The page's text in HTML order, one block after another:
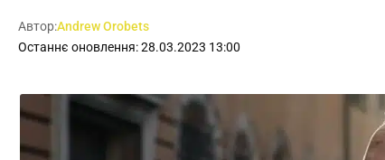
Останнє оновлення: 28.03.2023 13:00
Автор:Andrew Orobets